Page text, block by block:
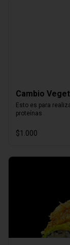
Cambio
Esto es para
proteínas
$1.000